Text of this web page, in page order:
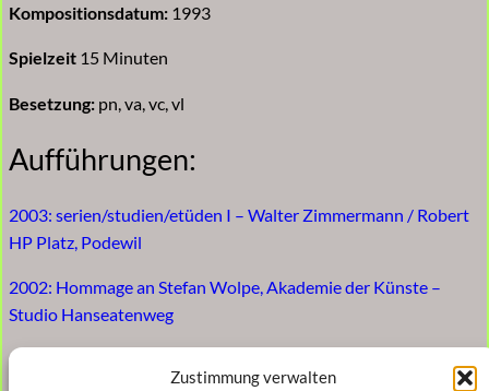
Zustimmung verwalten
Kompositionsdatum: 1993
Spielzeit 15 Minuten
Besetzung: pn, va, vc, vl
Aufführungen:
2003: serien/studien/etüden I – Walter Zimmermann / Robert
HP Platz, Podewil
2002: Hommage an Stefan Wolpe, Akademie der Künste –
Studio Hanseatenweg